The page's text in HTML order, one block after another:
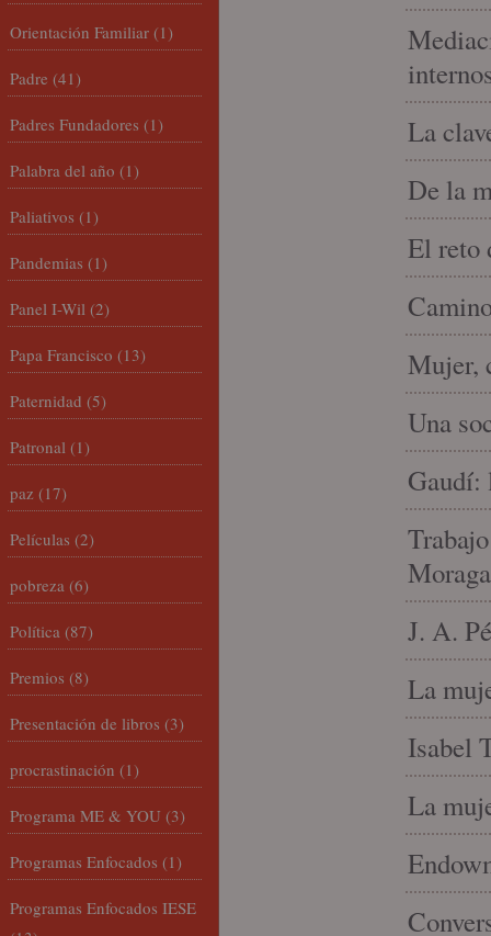
La
De la
El reto
Mujer,
Una
Gaudí:
J. A.
La
Isabel
La
Orientación Familiar (1)
Padre (41)
Padres Fundadores (1)
Palabra del año (1)
Paliativos (1)
Pandemias (1)
Panel I-Wil (2)
Papa Francisco (13)
Paternidad (5)
Patronal (1)
paz (17)
Películas (2)
pobreza (6)
Política (87)
Premios (8)
Presentación de libros (3)
procrastinación (1)
Programa ME & YOU (3)
Programas Enfocados (1)
Programas Enfocados IESE